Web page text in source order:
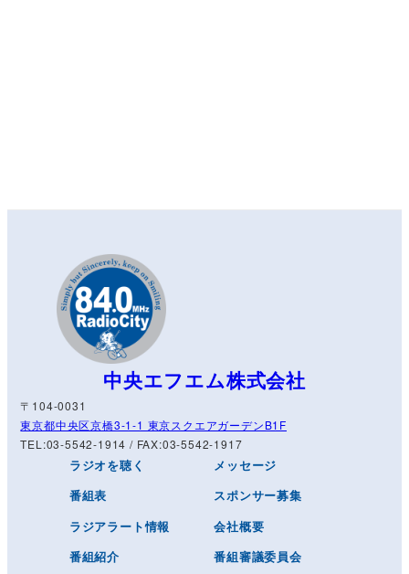
中央エフエム株式会社
〒104-0031
東京都中央区京橋3-1-1 東京スクエアガーデンB1F
TEL:03-5542-1914 / FAX:03-5542-1917
ラジオを聴く
番組表
ラジアラート情報
番組紹介
メッセージ
スポンサー募集
会社概要
番組審議委員会